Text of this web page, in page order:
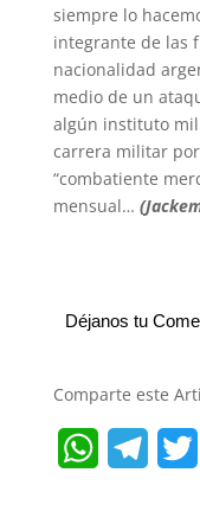
siempre lo
integrante de las
nacionalidad
medio de un
algún instituto
carrera militar
“combatiente
mensual…
Déjanos tu
Comparte este